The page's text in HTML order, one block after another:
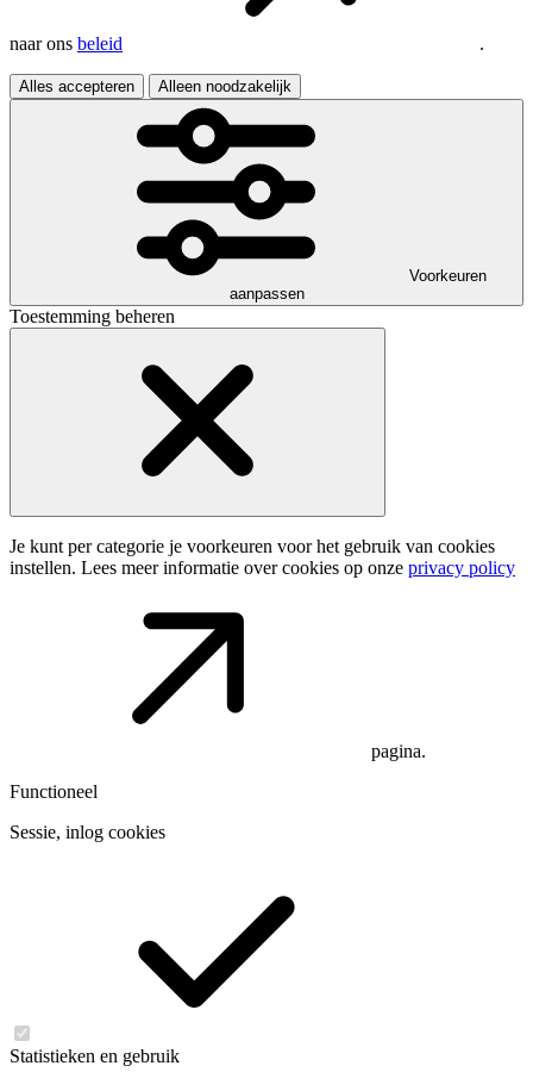
naar ons beleid .
Alles accepteren Alleen noodzakelijk
Voorkeuren
aanpassen
Toestemming beheren
Je kunt per categorie je voorkeuren voor het gebruik van cookies
instellen. Lees meer informatie over cookies op onze privacy policy
pagina.
Functioneel
Sessie, inlog cookies
Statistieken en gebruik